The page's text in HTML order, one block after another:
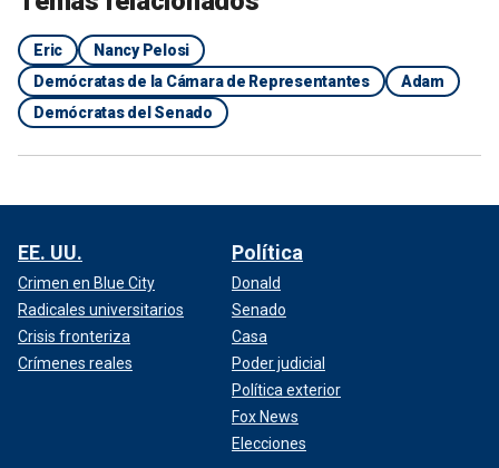
Eric
Nancy Pelosi
Demócratas de la Cámara de Representantes
Adam
Demócratas del Senado
EE. UU.
Crimen en Blue City
Radicales universitarios
Crisis fronteriza
Crímenes reales
Política
Donald
Senado
Casa
Poder judicial
Política exterior
Fox News
Elecciones